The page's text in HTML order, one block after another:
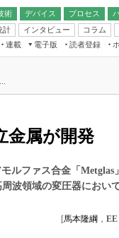
術
デバイス
プロセス
無線
計 インタビュー コラム
ルAI
査（EE Times Research）
トロニクス入門（EDN
連載
電子版
読者登録
金属が開発
ルファス合金「Metglas
波領域の変圧器におい
[馬本隆綱 ， EE